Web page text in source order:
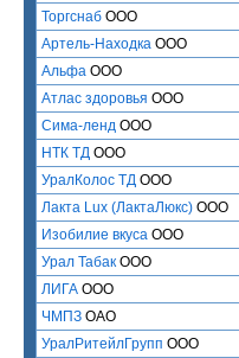
Торгснаб ООО
Артель-Находка ООО
Альфа ООО
Атлас здоровья ООО
Сима-ленд ООО
НТК ТД ООО
УралКолос ТД ООО
Лакта Lux (ЛактаЛюкс) ООО
Изобилие вкуса ООО
Урал Табак ООО
ЛИГА ООО
ЧМПЗ ОАО
УралРитейлГрупп ООО